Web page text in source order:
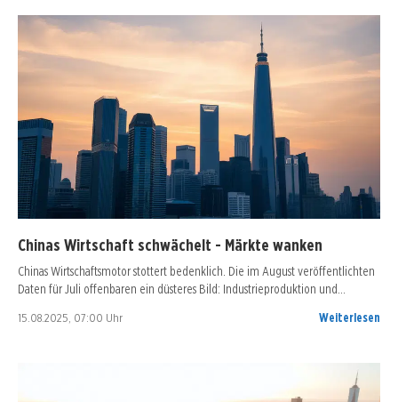
Chinas Wirtschaft schwächelt - Märkte wanken
Chinas Wirtschaftsmotor stottert bedenklich. Die im August veröffentlichten
Daten für Juli offenbaren ein düsteres Bild: Industrieproduktion und…
15.08.2025, 07:00 Uhr Weiterlesen